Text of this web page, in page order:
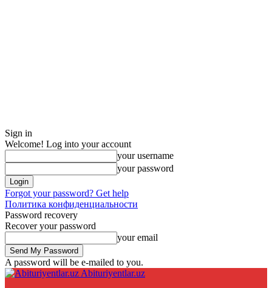
Sign in
Welcome! Log into your account
your username
your password
Forgot your password? Get help
Политика конфиденциальности
Password recovery
Recover your password
your email
A password will be e-mailed to you.
Abituriyentlar.uz